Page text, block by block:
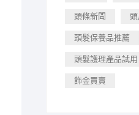
頭條新聞
頭髮保養品推薦
頭髮護理產品試用
飾金買賣